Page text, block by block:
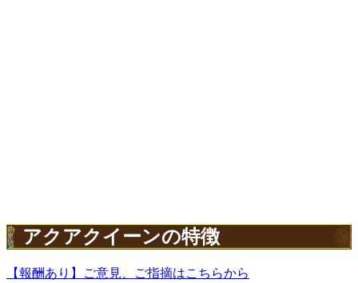
アクアクイーンの特徴
【報酬あり】ご意見、ご指摘はこちらから